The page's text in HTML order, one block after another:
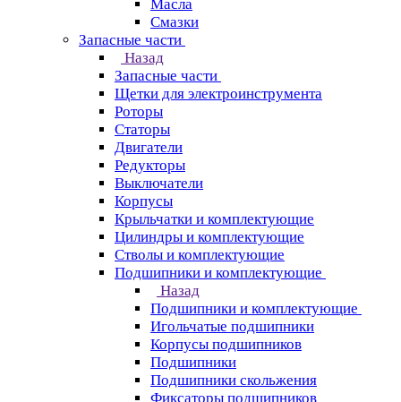
Масла
Смазки
Запасные части
Назад
Запасные части
Щетки для электроинструмента
Роторы
Статоры
Двигатели
Редукторы
Выключатели
Корпусы
Крыльчатки и комплектующие
Цилиндры и комплектующие
Стволы и комплектующие
Подшипники и комплектующие
Назад
Подшипники и комплектующие
Игольчатые подшипники
Корпусы подшипников
Подшипники
Подшипники скольжения
Фиксаторы подшипников